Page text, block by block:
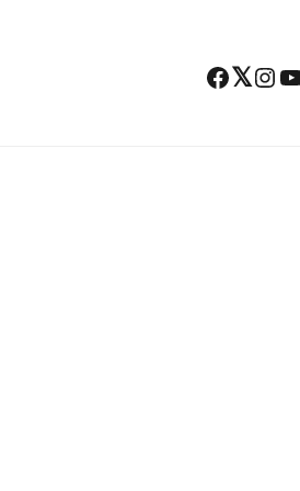
Facebook Twitter Instagram YouTube